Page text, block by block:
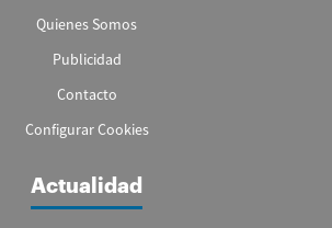
Quienes Somos
Publicidad
Contacto
Configurar Cookies
Actualidad